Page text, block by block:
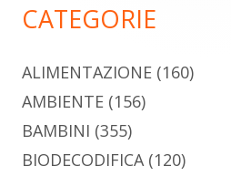
CATEGORIE
ALIMENTAZIONE (160)
AMBIENTE (156)
BAMBINI (355)
BIODECODIFICA (120)